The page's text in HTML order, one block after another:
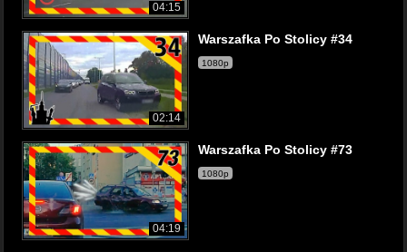
04:15
02:14
Warszafka Po Stolicy #34
1080p
04:19
Warszafka Po Stolicy #73
1080p